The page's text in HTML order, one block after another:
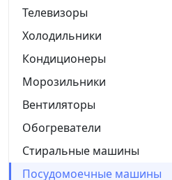
Телевизоры
Холодильники
Кондиционеры
Морозильники
Вентиляторы
Обогреватели
Стиральные машины
Посудомоечные машины